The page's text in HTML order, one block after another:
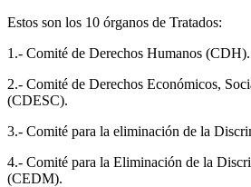
Estos son los 10 órganos de Tratados:
1.- Comité de Derechos Humanos (CDH).
2.- Comité de Derechos Económicos,
(CDESC).
3.- Comité para la eliminación de la
4.- Comité para la Eliminación de la
(CEDM).